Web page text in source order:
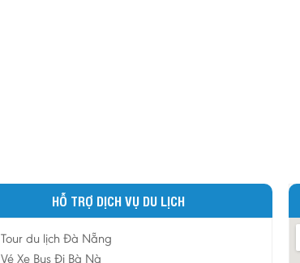
HỖ TRỢ DỊCH VỤ DU LỊCH
Tour du lịch Đà Nẵng
Vé Xe Bus Đi Bà Nà